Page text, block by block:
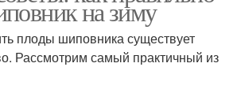
на зиму
плоды шиповника существует
Рассмотрим самый практичный из